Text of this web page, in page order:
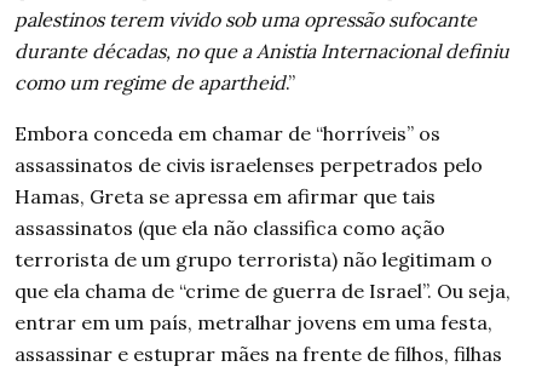
palestinos terem vivido sob uma opressão sufocante
durante décadas, no que a Anistia Internacional definiu
como um regime de apartheid.”
Embora conceda em chamar de “horríveis” os
assassinatos de civis israelenses perpetrados pelo
Hamas, Greta se apressa em afirmar que tais
assassinatos (que ela não classifica como ação
terrorista de um grupo terrorista) não legitimam o
que ela chama de “crime de guerra de Israel”. Ou seja,
entrar em um país, metralhar jovens em uma festa,
assassinar e estuprar mães na frente de filhos, filhas